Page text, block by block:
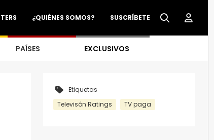
SUSCRÍBETE
¿QUIÉNES SOMOS?
PAÍSES EXCLUSIVOS
Etiquetas
Televisón Ratings
TV paga